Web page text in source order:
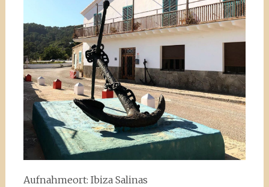
Aufnahmeort: Ibiza Salinas